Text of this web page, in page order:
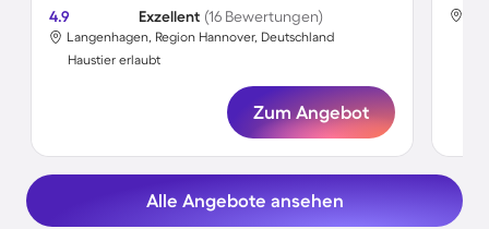
4.9 Exzellent (16 Bewertungen)
Langenhagen, Region Hannover, Deutschland
Haustier erlaubt
Zum Angebot
Alle Angebote ansehen